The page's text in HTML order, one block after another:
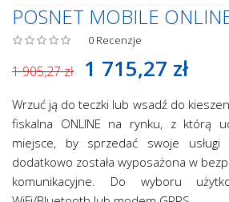
POSNET MOBILE
0 Recenzje
1 905,27 zł 1 715,27 zł
Wrzuć ją do teczki lub wsadź do
fiskalna ONLINE na rynku, z którą
miejsce, by sprzedać swoje
dodatkowo została wyposażona w
komunikacyjne. Do wyboru